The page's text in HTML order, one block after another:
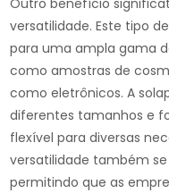
Outro benefício
versatilidade. Este tipo
para uma ampla gama
como amostras de
como eletrônicos. A
diferentes tamanhos e
flexível para diversas
versatilidade também
permitindo que as